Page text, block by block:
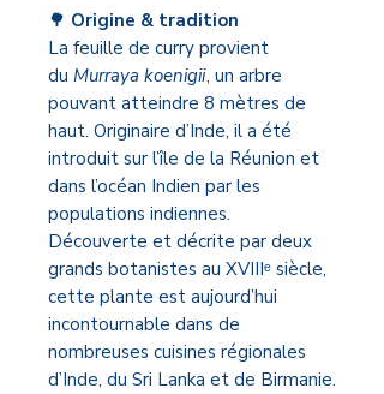
🌳 Origine & tradition
La feuille de curry provient
du Murraya koenigii, un arbre
pouvant atteindre 8 mètres de
haut. Originaire d’Inde, il a été
introduit sur l’île de la Réunion et
dans l’océan Indien par les
populations indiennes.
Découverte et décrite par deux
grands botanistes au XVIIIᵉ siècle,
cette plante est aujourd’hui
incontournable dans de
nombreuses cuisines régionales
d’Inde, du Sri Lanka et de Birmanie.